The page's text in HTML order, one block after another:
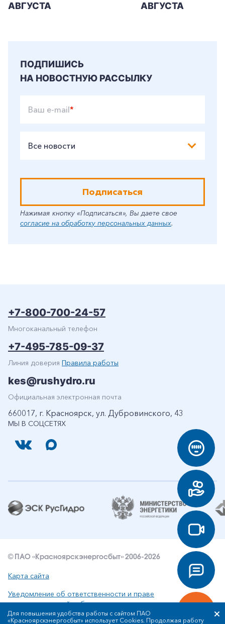
АВГУСТА
АВГУСТА
ПОДПИШИСЬ
НА НОВОСТНУЮ РАССЫЛКУ
Ваш e-mail*
Все новости
Подписаться
Нажимая кнопку «Подписаться», Вы даете свое
согласие на обработку персональных данных.
МЫ В СОЦСЕТЯХ
+7-800-700-24-57
Многоканальный телефон
+7-495-785-09-37
Линия доверия Правила работы
kes@rushydro.ru
Официальная электронная почта
660017, г. Красноярск, ул. Дубровинского, 43
© ПАО «Красноярскэнергосбыт» 2006-2026
Карта сайта
Уведомление об ответственности и праве
интеллектуальной собственности
Политика ПАО «Красноярскэнергосбыт» в отношении
Для повышения удобства работы с сайтом ПАО
«Красноярскэнергосбыт» использует Cookies. Продолжая работу